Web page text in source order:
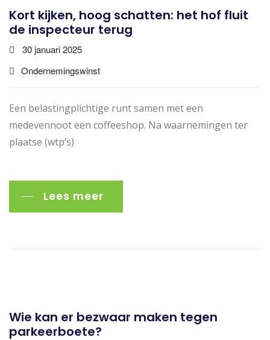
Kort kijken, hoog schatten: het hof fluit
de inspecteur terug
30 januari 2025
Ondernemingswinst
Een belastingplichtige runt samen met een
medevennoot een coffeeshop. Na waarnemingen ter
plaatse (wtp’s)
Lees meer
Wie kan er bezwaar maken tegen
parkeerboete?